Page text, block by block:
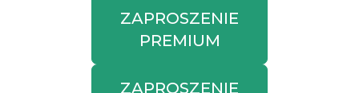
ZAPROSZENIE
PREMIUM
ZAPROSZENIE